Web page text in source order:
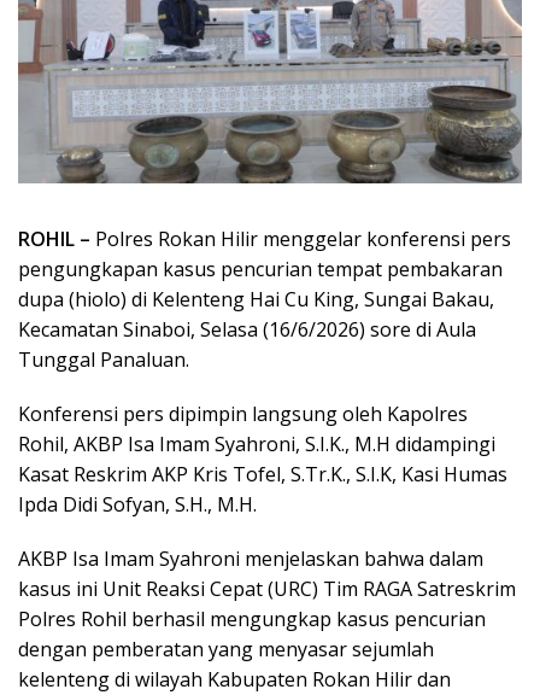
ROHIL – Polres Rokan Hilir menggelar konferensi pers
pengungkapan kasus pencurian tempat pembakaran
dupa (hiolo) di Kelenteng Hai Cu King, Sungai Bakau,
Kecamatan Sinaboi, Selasa (16/6/2026) sore di Aula
Tunggal Panaluan.
Konferensi pers dipimpin langsung oleh Kapolres
Rohil, AKBP Isa Imam Syahroni, S.I.K., M.H didampingi
Kasat Reskrim AKP Kris Tofel, S.Tr.K., S.I.K, Kasi Humas
Ipda Didi Sofyan, S.H., M.H.
AKBP Isa Imam Syahroni menjelaskan bahwa dalam
kasus ini Unit Reaksi Cepat (URC) Tim RAGA Satreskrim
Polres Rohil berhasil mengungkap kasus pencurian
dengan pemberatan yang menyasar sejumlah
kelenteng di wilayah Kabupaten Rokan Hilir dan